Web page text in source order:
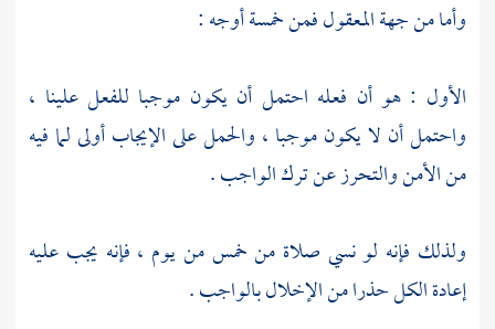
وأما من جهة المعقول فمن خمسة أوجه :
الأول : هو أن فعله احتمل أن يكون موجبا للفعل علينا ،
واحتمل أن لا يكون موجبا ، والحمل على الإيجاب أولى لما فيه
من الأمن والتحرز عن ترك الواجب .
ولذلك فإنه لو نسي صلاة من خمس من يوم ، فإنه يجب عليه
إعادة الكل حذرا من الإخلال بالواجب .